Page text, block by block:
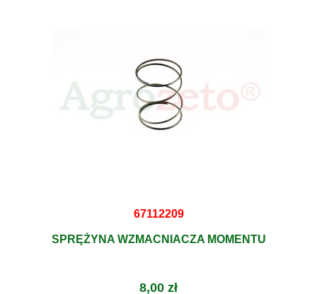
67112209
SPRĘŻYNA WZMACNIACZA MOMENTU
8,00 zł